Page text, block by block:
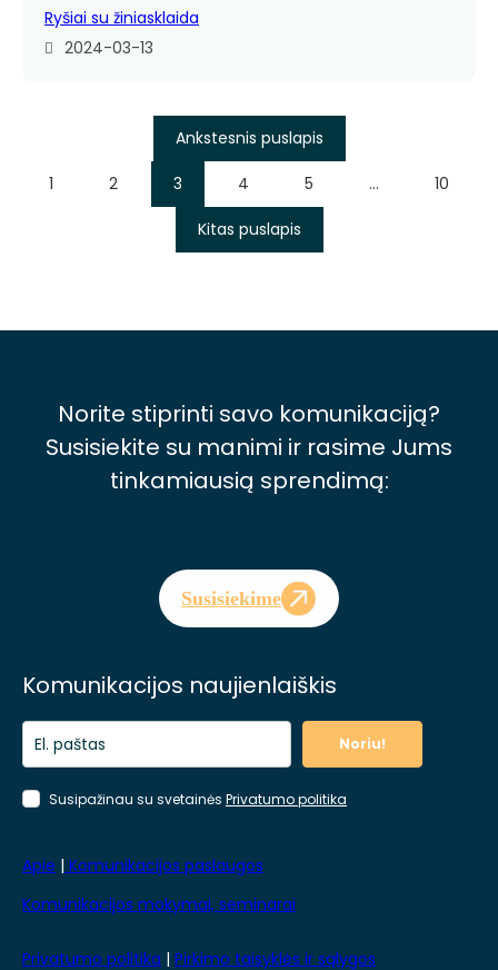
Ryšiai su žiniasklaida
2024-03-13
Ankstesnis puslapis
1 2 3 4 5 … 10
Kitas puslapis
Norite stiprinti savo komunikaciją?
Susisiekite su manimi ir rasime Jums
tinkamiausią sprendimą:
Susisiekime
Komunikacijos naujienlaiškis
Noriu!
Susipažinau su svetainės Privatumo politika
Apie | Komunikacijos paslaugos
Komunikacijos mokymai, seminarai
Privatumo politika | Pirkimo taisyklės ir sąlygos